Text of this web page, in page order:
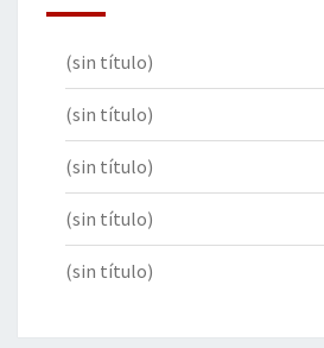
(sin título)
(sin título)
(sin título)
(sin título)
(sin título)